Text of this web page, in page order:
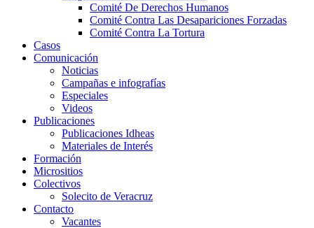
Comité De Derechos Humanos​
Comité Contra Las Desapariciones Forzadas
Comité Contra La Tortura​
Casos
Comunicación
Noticias
Campañas e infografías
Especiales
Videos
Publicaciones
Publicaciones Idheas
Materiales de Interés
Formación
Micrositios
Colectivos
Solecito de Veracruz
Contacto
Vacantes